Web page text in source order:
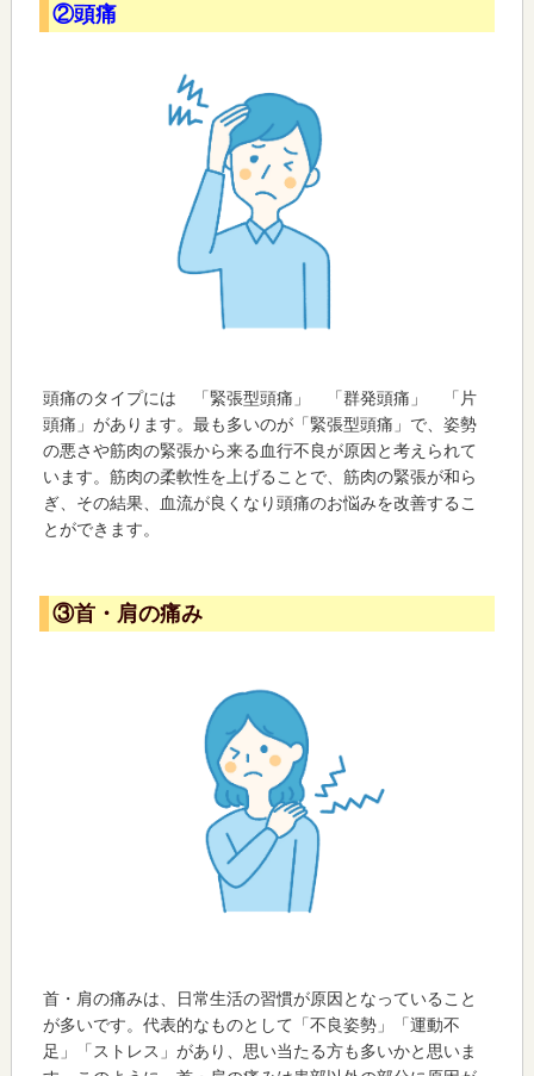
②頭痛
頭痛のタイプには 「緊張型頭痛」 「群発頭痛」 「片
頭痛」があります。最も多いのが「緊張型頭痛」で、姿勢
の悪さや筋肉の緊張から来る血行不良が原因と考えられて
います。筋肉の柔軟性を上げることで、筋肉の緊張が和ら
ぎ、その結果、血流が良くなり頭痛のお悩みを改善するこ
とができます。
③首・肩の痛み
首・肩の痛みは、日常生活の習慣が原因となっていること
が多いです。代表的なものとして「不良姿勢」「運動不
足」「ストレス」があり、思い当たる方も多いかと思いま